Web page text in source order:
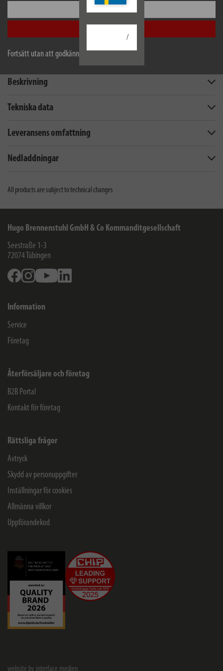
Fortsätt utan att godkänna
/
Beskrivning
Tekniska data
Leveransens omfattning
Nedladdningar
All products are subject to technical changes
Hugo Brennenstuhl GmbH & Co Kommanditgesellschaft
Seestraße 1-3
72074 Tübingen
FacebookInstagramYoutube
Information
Service
Företag
Återförsäljare och företag
B2B Portal
Kontakt för företag
Rättsliga frågor
Avtryck
Skydd av personuppgifter
Inställningar för cookies
Allmänna villkor
Uppförandekod
website by interface medien